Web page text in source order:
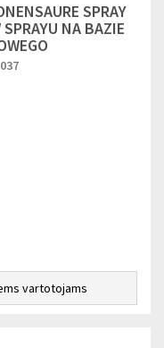
SPRAY
NA BAZIE
vartotojams